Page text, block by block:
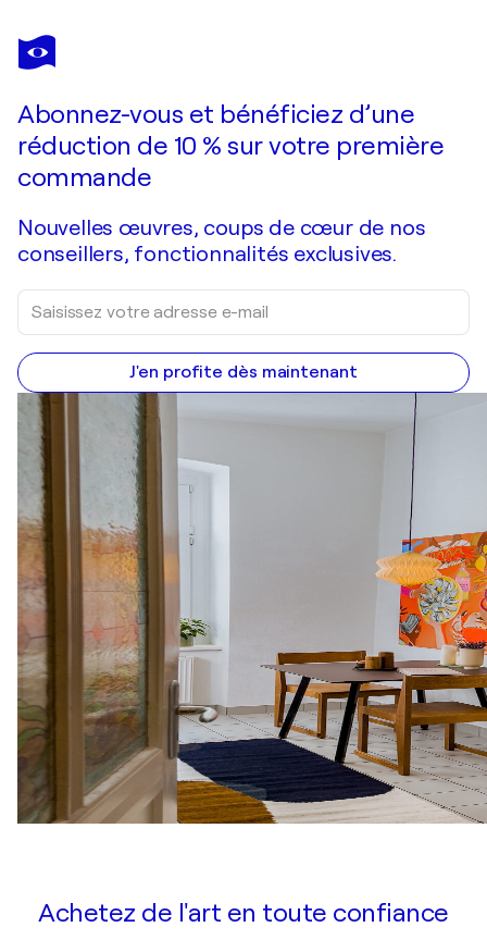
GIANCARLO SINISCALCHI
RIACE
Abonnez-vous et bénéficiez d’une
réduction de 10 % sur votre première
commande
Nouvelles œuvres, coups de cœur de nos
conseillers, fonctionnalités exclusives.
J'en profite dès maintenant
Achetez de l'art en toute confiance